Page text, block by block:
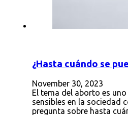
¿Hasta cuándo se
November 30, 2023
El tema del aborto es
sensibles en la sociedad
pregunta sobre hasta